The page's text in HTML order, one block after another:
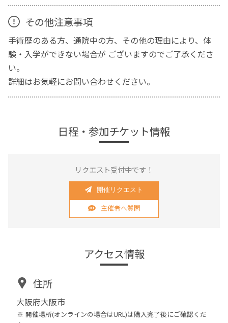
その他注意事項
手術歴のある方、通院中の方、その他の理由により、体
験・入学ができない場合が ございますのでご了承くださ
い。
詳細はお気軽にお問い合わせください。
日程・参加チケット情報
リクエスト受付中です！
開催リクエスト
主催者へ質問
アクセス情報
住所
大阪府大阪市
開催場所(オンラインの場合はURL)は購入完了後にご確認くだ